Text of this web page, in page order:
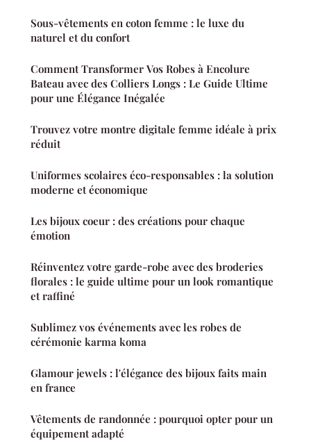
Sous-vêtements en coton femme : le luxe du
naturel et du confort
Comment Transformer Vos Robes à Encolure
Bateau avec des Colliers Longs : Le Guide Ultime
pour une Élégance Inégalée
Trouvez votre montre digitale femme idéale à prix
réduit
Uniformes scolaires éco-responsables : la solution
moderne et économique
Les bijoux coeur : des créations pour chaque
émotion
Réinventez votre garde-robe avec des broderies
florales : le guide ultime pour un look romantique
et raffiné
Sublimez vos événements avec les robes de
cérémonie karma koma
Glamour jewels : l'élégance des bijoux faits main
en france
Vêtements de randonnée : pourquoi opter pour un
équipement adapté